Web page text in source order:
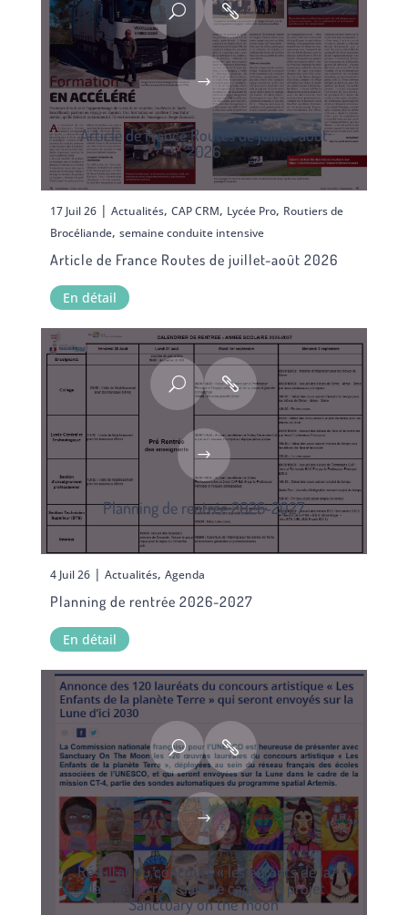
Article de France Routes de juillet-août
2026
17 Juil 26| Actualités, CAP CRM, Lycée Pro, Routiers de
Brocéliande, semaine conduite intensive
Article de France Routes de juillet-août 2026
En détail
Planning de rentrée 2026-2027
4 Juil 26| Actualités, Agenda
Planning de rentrée 2026-2027
En détail
Résultat du concours « les enfants de la
planète Terre » dans le cadre du projet
Sanctuary on the moon